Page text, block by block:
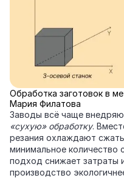
Обработка заготовок в
Мария Филатова
Заводы всё чаще
«сухую» обработку.
резания охлаждают
минимальное количество
подход снижает затраты
производство